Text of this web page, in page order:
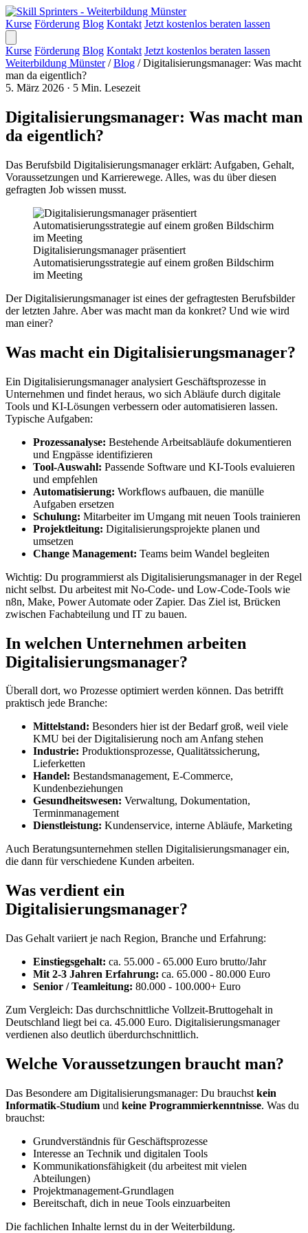
Kurse Förderung Blog Kontakt Jetzt kostenlos beraten lassen
Kurse Förderung Blog Kontakt Jetzt kostenlos beraten lassen
Weiterbildung Münster / Blog / Digitalisierungsmanager: Was macht
man da eigentlich?
5. März 2026 · 5 Min. Lesezeit
Digitalisierungsmanager: Was macht man
da eigentlich?
Das Berufsbild Digitalisierungsmanager erklärt: Aufgaben, Gehalt,
Voraussetzungen und Karrierewege. Alles, was du über diesen
gefragten Job wissen musst.
Digitalisierungsmanager präsentiert
Automatisierungsstrategie auf einem großen Bildschirm
im Meeting
Der Digitalisierungsmanager ist eines der gefragtesten Berufsbilder
der letzten Jahre. Aber was macht man da konkret? Und wie wird
man einer?
Was macht ein Digitalisierungsmanager?
Ein Digitalisierungsmanager analysiert Geschäftsprozesse in
Unternehmen und findet heraus, wo sich Abläufe durch digitale
Tools und KI-Lösungen verbessern oder automatisieren lassen.
Typische Aufgaben:
Prozessanalyse: Bestehende Arbeitsabläufe dokumentieren
und Engpässe identifizieren
Tool-Auswahl: Passende Software und KI-Tools evaluieren
und empfehlen
Automatisierung: Workflows aufbauen, die manülle
Aufgaben ersetzen
Schulung: Mitarbeiter im Umgang mit neuen Tools trainieren
Projektleitung: Digitalisierungsprojekte planen und
umsetzen
Change Management: Teams beim Wandel begleiten
Wichtig: Du programmierst als Digitalisierungsmanager in der Regel
nicht selbst. Du arbeitest mit No-Code- und Low-Code-Tools wie
n8n, Make, Power Automate oder Zapier. Das Ziel ist, Brücken
zwischen Fachabteilung und IT zu bauen.
In welchen Unternehmen arbeiten
Digitalisierungsmanager?
Überall dort, wo Prozesse optimiert werden können. Das betrifft
praktisch jede Branche:
Mittelstand: Besonders hier ist der Bedarf groß, weil viele
KMU bei der Digitalisierung noch am Anfang stehen
Industrie: Produktionsprozesse, Qualitätssicherung,
Lieferketten
Handel: Bestandsmanagement, E-Commerce,
Kundenbeziehungen
Gesundheitswesen: Verwaltung, Dokumentation,
Terminmanagement
Dienstleistung: Kundenservice, interne Abläufe, Marketing
Auch Beratungsunternehmen stellen Digitalisierungsmanager ein,
die dann für verschiedene Kunden arbeiten.
Was verdient ein
Digitalisierungsmanager?
Das Gehalt variiert je nach Region, Branche und Erfahrung:
Einstiegsgehalt: ca. 55.000 - 65.000 Euro brutto/Jahr
Mit 2-3 Jahren Erfahrung: ca. 65.000 - 80.000 Euro
Senior / Teamleitung: 80.000 - 100.000+ Euro
Zum Vergleich: Das durchschnittliche Vollzeit-Bruttogehalt in
Deutschland liegt bei ca. 45.000 Euro. Digitalisierungsmanager
verdienen also deutlich überdurchschnittlich.
Welche Voraussetzungen braucht man?
Das Besondere am Digitalisierungsmanager: Du brauchst kein
Informatik-Studium und keine Programmierkenntnisse. Was du
brauchst:
Grundverständnis für Geschäftsprozesse
Interesse an Technik und digitalen Tools
Kommunikationsfähigkeit (du arbeitest mit vielen
Abteilungen)
Projektmanagement-Grundlagen
Bereitschaft, dich in neue Tools einzuarbeiten
Die fachlichen Inhalte lernst du in der Weiterbildung.